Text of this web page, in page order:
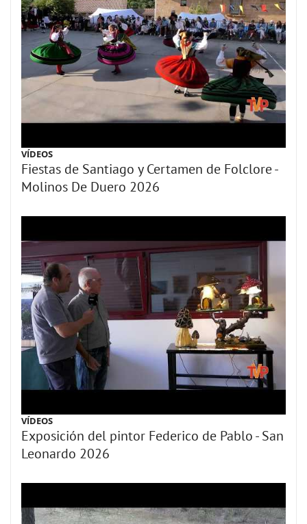
VÍDEOS
Fiestas de Santiago y Certamen de Folclore -
Molinos De Duero 2026
VÍDEOS
Exposición del pintor Federico de Pablo - San
Leonardo 2026